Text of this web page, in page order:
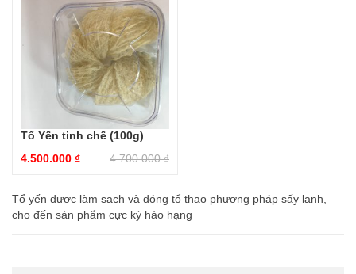
Tổ Yến tinh chế (100g)
4.700.000₫
4.500.000 ₫
Tổ yến được làm sạch và đóng tổ thao phương pháp sấy lạnh,
cho đến sản phẩm cực kỳ hảo hạng